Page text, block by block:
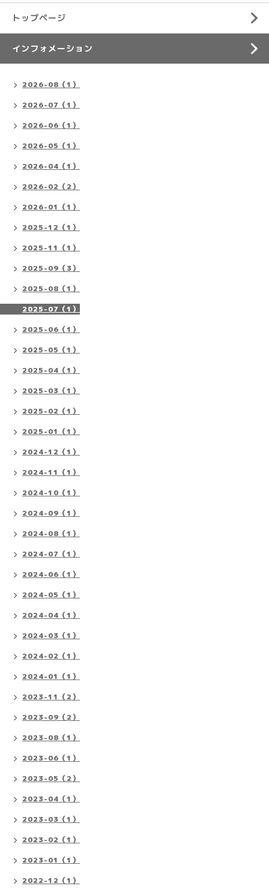
トップページ
インフォメーション
2026-08（1）
2026-07（1）
2026-06（1）
2026-05（1）
2026-04（1）
2026-02（2）
2026-01（1）
2025-12（1）
2025-11（1）
2025-09（3）
2025-08（1）
2025-07（1）
2025-06（1）
2025-05（1）
2025-04（1）
2025-03（1）
2025-02（1）
2025-01（1）
2024-12（1）
2024-11（1）
2024-10（1）
2024-09（1）
2024-08（1）
2024-07（1）
2024-06（1）
2024-05（1）
2024-04（1）
2024-03（1）
2024-02（1）
2024-01（1）
2023-11（2）
2023-09（2）
2023-08（1）
2023-06（1）
2023-05（2）
2023-04（1）
2023-03（1）
2023-02（1）
2023-01（1）
2022-12（1）